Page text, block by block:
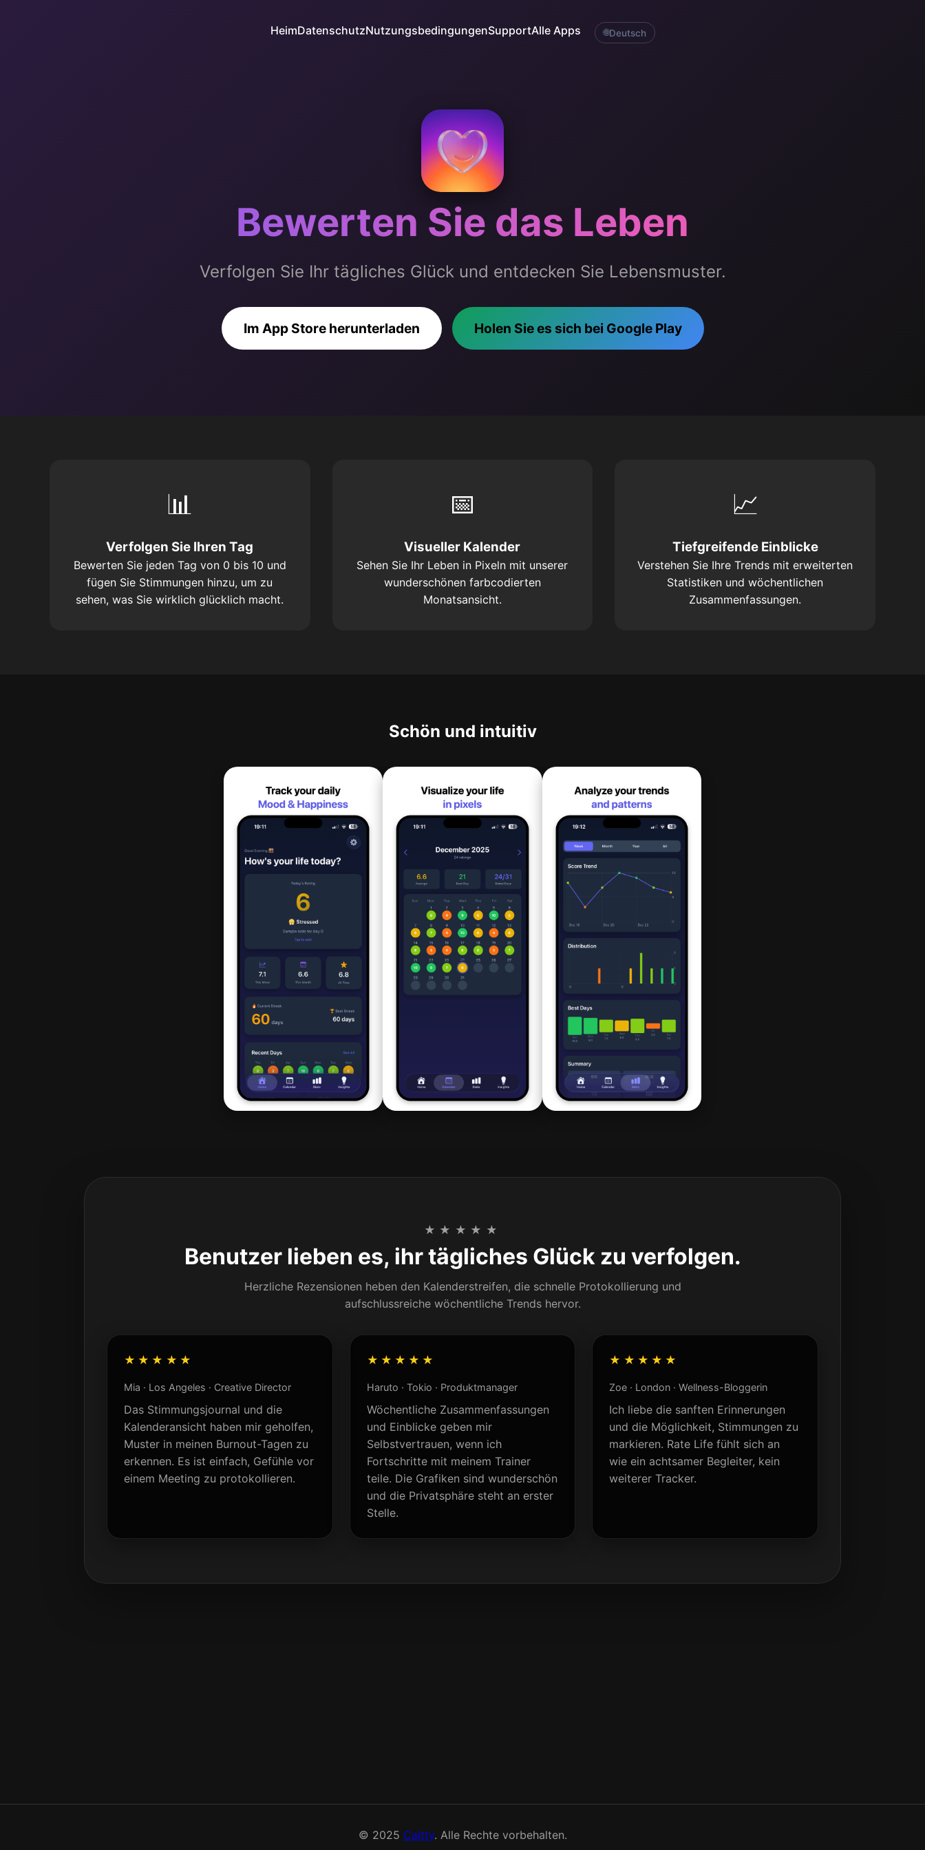
HeimDatenschutzNutzungsbedingungenSupportAlle Apps 🌐Deutsch
Bewerten Sie das Leben
Verfolgen Sie Ihr tägliches Glück und entdecken Sie Lebensmuster.
Im App Store herunterladen Holen Sie es sich bei Google Play
📊
Verfolgen Sie Ihren Tag
Bewerten Sie jeden Tag von 0 bis 10 und
fügen Sie Stimmungen hinzu, um zu
sehen, was Sie wirklich glücklich macht.
📅
Visueller Kalender
Sehen Sie Ihr Leben in Pixeln mit unserer
wunderschönen farbcodierten
Monatsansicht.
📈
Tiefgreifende Einblicke
Verstehen Sie Ihre Trends mit erweiterten
Statistiken und wöchentlichen
Zusammenfassungen.
Schön und intuitiv
★★★★★
Benutzer lieben es, ihr tägliches Glück zu verfolgen.
Herzliche Rezensionen heben den Kalenderstreifen, die schnelle Protokollierung und
aufschlussreiche wöchentliche Trends hervor.
★★★★★
Mia · Los Angeles · Creative Director
Das Stimmungsjournal und die
Kalenderansicht haben mir geholfen,
Muster in meinen Burnout-Tagen zu
erkennen. Es ist einfach, Gefühle vor
einem Meeting zu protokollieren.
★★★★★
Haruto · Tokio · Produktmanager
Wöchentliche Zusammenfassungen
und Einblicke geben mir
Selbstvertrauen, wenn ich
Fortschritte mit meinem Trainer
teile. Die Grafiken sind wunderschön
und die Privatsphäre steht an erster
Stelle.
★★★★★
Zoe · London · Wellness-Bloggerin
Ich liebe die sanften Erinnerungen
und die Möglichkeit, Stimmungen zu
markieren. Rate Life fühlt sich an
wie ein achtsamer Begleiter, kein
weiterer Tracker.
© 2025 Caitty. Alle Rechte vorbehalten.